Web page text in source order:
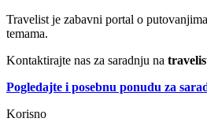
Travelist je zabavni portal o
temama.
Kontaktirajte nas za saradnju na
Pogledajte i posebnu ponudu za
Korisno